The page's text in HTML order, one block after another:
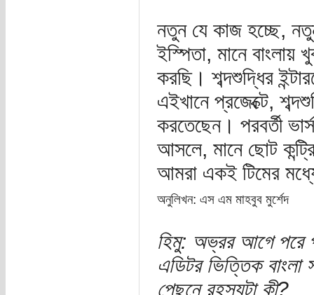
নতুন যে কাজ হচ্ছে,
ইস্পিতা, মানে বাংলায়
করছি। শব্দশুদ্ধির
এইখানে প্রজেক্টে,
করতেছেন। পরবর্তী
আসলে, মানে ছোট
আমরা একই টিমের
অনুলিখন: এস এম মাহবুব মুর্শেদ
হিমু: অভ্রর আগে পরে
এডিটর ভিত্তিক
পেছনে রহস্যটা কী?